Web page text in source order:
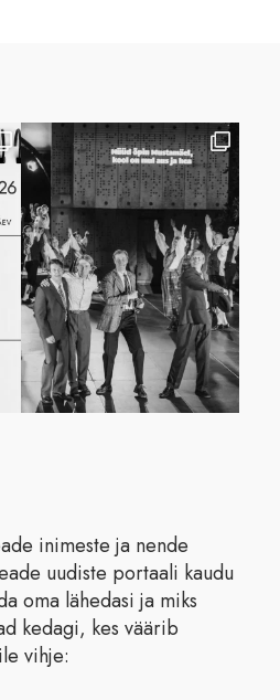
inimeste ja nende
uudiste portaali kaudu
oma lähedasi ja miks
kedagi, kes väärib
vihje: